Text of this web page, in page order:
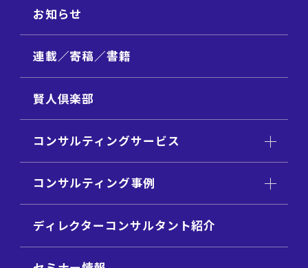
お知らせ
連載／寄稿／書籍
賢人倶楽部
コンサルティングサービス
コンサルティング事例
ディレクターコンサルタント紹介